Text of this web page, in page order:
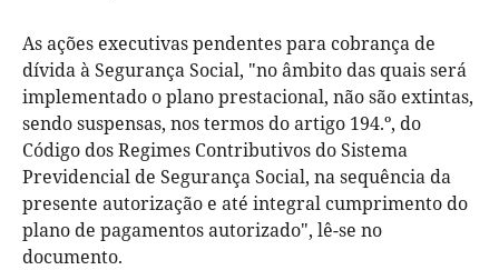
As ações executivas pendentes para cobrança de
dívida à Segurança Social, "no âmbito das quais será
implementado o plano prestacional, não são extintas,
sendo suspensas, nos termos do artigo 194.º, do
Código dos Regimes Contributivos do Sistema
Previdencial de Segurança Social, na sequência da
presente autorização e até integral cumprimento do
plano de pagamentos autorizado", lê-se no
documento.